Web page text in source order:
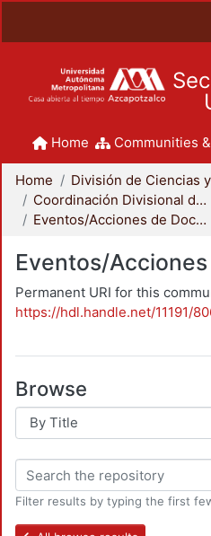
Home Communities
Home
Coordinación Divisional de Docencia
Eventos/Acciones de Docencia
Eventos/
Permanent URI for this
https://hdl.handle.net/11191/
Browse
Filter results by typing the first